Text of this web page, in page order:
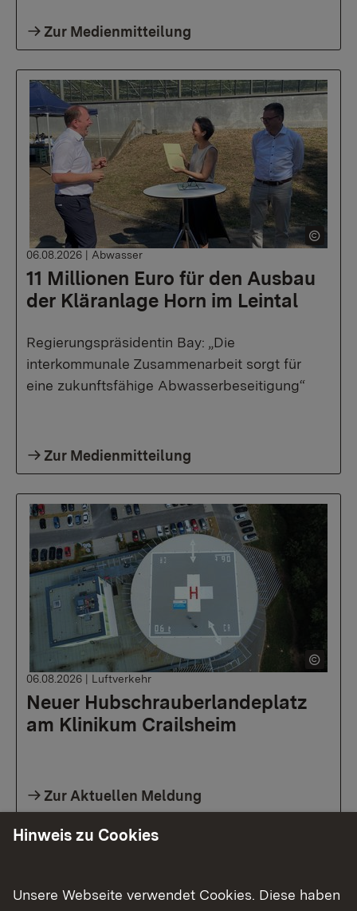
Zur Medienmitteilung
11 Millionen Euro für den Ausbau
der Kläranlage Horn im Leintal
06.08.2026 | Abwasser
Regierungspräsidentin Bay: „Die
interkommunale Zusammenarbeit sorgt für
eine zukunftsfähige Abwasserbeseitigung“
Zur Medienmitteilung
Neuer Hubschrauberlandeplatz
am Klinikum Crailsheim
06.08.2026 | Luftverkehr
Zur Aktuellen Meldung
Hinweis zu Cookies
Unsere Webseite verwendet Cookies. Diese haben